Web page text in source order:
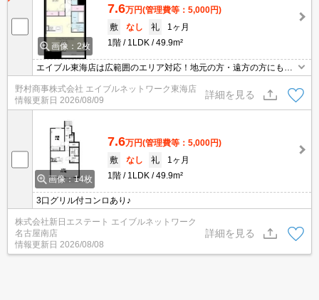
画像：2枚
7.6万円(管理費等：5,000円)
敷
なし 礼
1ヶ月
1階
1LDK 49.9m²
エイブル東海店は広範囲のエリア対応！地元の方・遠方の方にも公
野村商事株式会社 エイブルネットワーク東海店
情報更新日 2026/08/09
詳細を見る
画像：14枚
7.6万円(管理費等：5,000円)
敷
なし 礼
1ヶ月
1階
1LDK 49.9m²
3口グリル付コンロあり♪
株式会社新日エステート エイブルネットワーク
名古屋南店
情報更新日 2026/08/08
詳細を見る